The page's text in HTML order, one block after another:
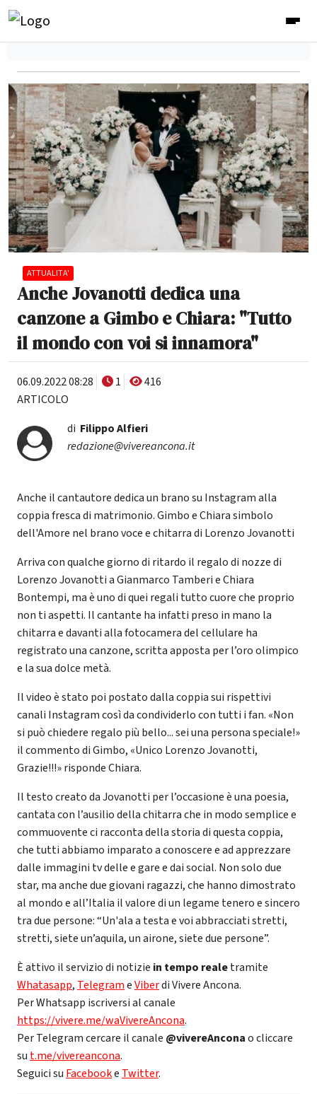
ATTUALITA'
Anche Jovanotti dedica una
canzone a Gimbo e Chiara: "Tutto
il mondo con voi si innamora"
06.09.2022 08:28 1
416
ARTICOLO
di Filippo Alfieri
redazione@vivereancona.it
Anche il cantautore dedica un brano su Instagram alla
coppia fresca di matrimonio. Gimbo e Chiara simbolo
dell'Amore nel brano voce e chitarra di Lorenzo Jovanotti
Arriva con qualche giorno di ritardo il regalo di nozze di
Lorenzo Jovanotti a Gianmarco Tamberi e Chiara
Bontempi, ma è uno di quei regali tutto cuore che proprio
non ti aspetti. Il cantante ha infatti preso in mano la
chitarra e davanti alla fotocamera del cellulare ha
registrato una canzone, scritta apposta per l’oro olimpico
e la sua dolce metà.
Il video è stato poi postato dalla coppia sui rispettivi
canali Instagram così da condividerlo con tutti i fan. «Non
si può chiedere regalo più bello... sei una persona speciale!»
il commento di Gimbo, «Unico Lorenzo Jovanotti,
Grazie!!!» risponde Chiara.
Il testo creato da Jovanotti per l’occasione è una poesia,
cantata con l’ausilio della chitarra che in modo semplice e
commuovente ci racconta della storia di questa coppia,
che tutti abbiamo imparato a conoscere e ad apprezzare
dalle immagini tv delle e gare e dai social. Non solo due
star, ma anche due giovani ragazzi, che hanno dimostrato
al mondo e all’Italia il valore di un legame tenero e sincero
tra due persone: “Un'ala a testa e voi abbracciati stretti,
stretti, siete un’aquila, un airone, siete due persone”.
È attivo il servizio di notizie in tempo realetramite
Whatasapp, TelegrameViberdi Vivere Ancona.
Per Whatsapp iscriversi al canale
https://vivere.me/waVivereAncona.
Per Telegram cercare il canale @vivereAnconao cliccare
su t.me/vivereancona.
Seguici su Facebooke Twitter.